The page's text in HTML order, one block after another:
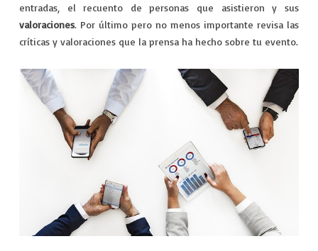
entradas, el recuento de personas que asistieron y sus
valoraciones. Por último pero no menos importante revisa las
críticas y valoraciones que la prensa ha hecho sobre tu evento.